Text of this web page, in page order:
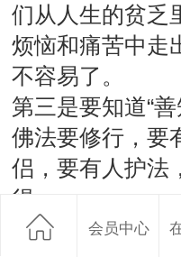
们从人生的贫乏
烦恼和痛苦中走
不容易了。
第三是要知道“
佛法要修行，要
侣，要有人护法
得。
第四是要知道“
会员中心